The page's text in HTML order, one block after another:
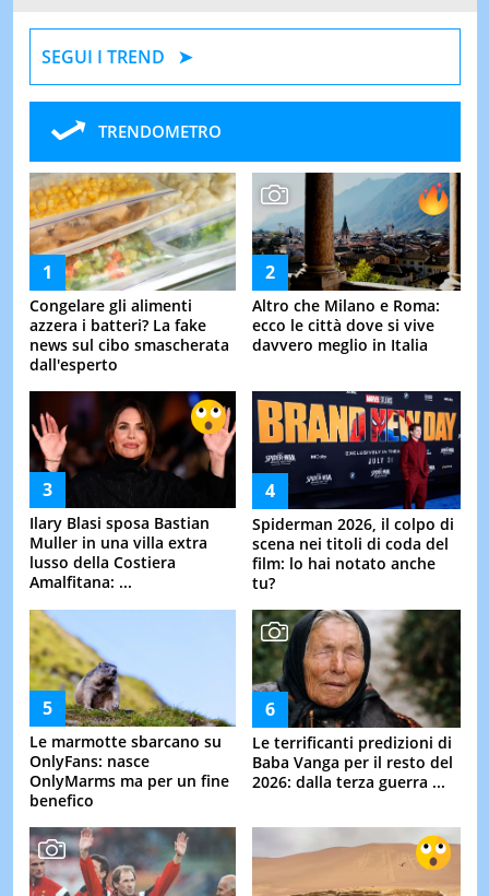
SEGUI I TREND
TRENDOMETRO
Congelare gli alimenti
azzera i batteri? La fake
news sul cibo smascherata
dall'esperto
Altro che Milano e Roma:
ecco le città dove si vive
davvero meglio in Italia
Ilary Blasi sposa Bastian
Muller in una villa extra
lusso della Costiera
Amalfitana: ...
Spiderman 2026, il colpo di
scena nei titoli di coda del
film: lo hai notato anche
tu?
Le marmotte sbarcano su
OnlyFans: nasce
OnlyMarms ma per un fine
benefico
Le terrificanti predizioni di
Baba Vanga per il resto del
2026: dalla terza guerra ...